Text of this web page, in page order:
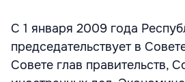
С 1 января 2009 года
председательствует в
Совете глав правительств,